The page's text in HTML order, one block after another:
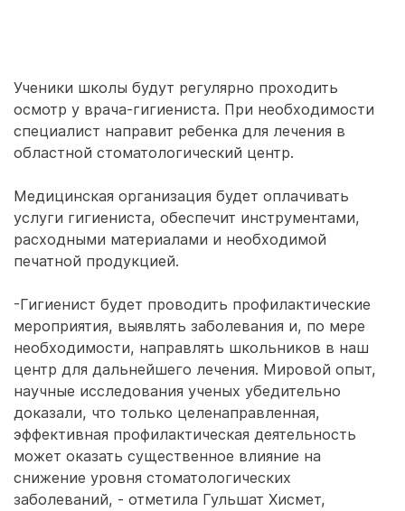
Ученики школы будут регулярно проходить
осмотр у врача-гигиениста. При необходимости
специалист направит ребенка для лечения в
областной стоматологический центр.
Медицинская организация будет оплачивать
услуги гигиениста, обеспечит инструментами,
расходными материалами и необходимой
печатной продукцией.
-Гигиенист будет проводить профилактические
мероприятия, выявлять заболевания и, по мере
необходимости, направлять школьников в наш
центр для дальнейшего лечения. Мировой опыт,
научные исследования ученых убедительно
доказали, что только целенаправленная,
эффективная профилактическая деятельность
может оказать существенное влияние на
снижение уровня стоматологических
заболеваний, - отметила Гульшат Хисмет,